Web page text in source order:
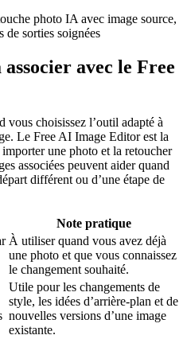
avec le Free
vous choisissez l’outil adapté à
Le Free AI Image Editor est la
une photo et la retoucher
associées peuvent aider quand
différent ou d’une étape de
Note pratique
À utiliser quand vous avez déjà
une photo et que vous connaissez
le changement souhaité.
Utile pour les changements de
style, les idées d’arrière-plan et de
nouvelles versions d’une image
existante.